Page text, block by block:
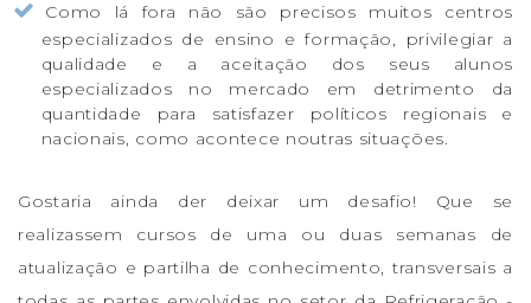
Como lá fora não são precisos muitos centros
especializados de ensino e formação, privilegiar a
qualidade e a aceitação dos seus alunos
especializados no mercado em detrimento da
quantidade para satisfazer políticos regionais e
nacionais, como acontece noutras situações.
Gostaria ainda der deixar um desafio! Que se
realizassem cursos de uma ou duas semanas de
atualização e partilha de conhecimento, transversais a